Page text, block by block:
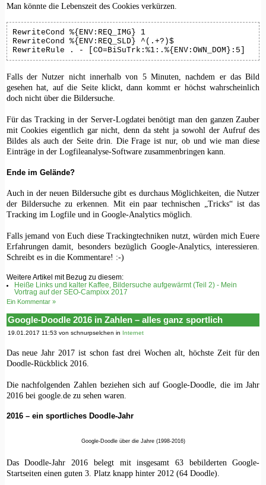
Man könnte die Lebenszeit des Cookies verkürzen.
RewriteCond %{ENV:REQ_IMG} 1
RewriteCond %{ENV:REQ_SLD} ^(.+?)$
RewriteRule . - [CO=BiSuTrk:%1:.%{ENV:OWN_DOM}:5]
Falls der Nutzer nicht innerhalb von 5 Minuten, nachdem er das Bild
gesehen hat, auf die Seite klickt, dann kommt er höchst wahrscheinlich
doch nicht über die Bildersuche.
Für das Tracking in der Server-Logdatei benötigt man den ganzen Zauber
mit Cookies eigentlich gar nicht, denn da steht ja sowohl der Aufruf des
Bildes als auch der Seite drin. Die Frage ist nur, ob und wie man diese
Einträge in der Logfileanalyse-Software zusammenbringen kann.
Ende im Gelände?
Auch in der neuen Bildersuche gibt es durchaus Möglichkeiten, die Nutzer
der Bildersuche zu erkennen. Mit ein paar technischen „Tricks“ ist das
Tracking im Logfile und in Google-Analytics möglich.
Falls jemand von Euch diese Trackingtechniken nutzt, würden mich Euere
Erfahrungen damit, besonders bezüglich Google-Analytics, interessieren.
Schreibt es in die Kommentare! :-)
Weitere Artikel mit Bezug zu diesem:
Heiße Links und kalter Kaffee, Bildersuche aufgewärmt (Teil 2) - Mein
Vortrag auf der SEO-Campixx 2017
Ein Kommentar »
Google-Doodle 2016 in Zahlen – alles ganz sportlich
19.01.2017 11:53 von schnurpselchen in Internet
Das neue Jahr 2017 ist schon fast drei Wochen alt, höchste Zeit für den
Doodle-Rückblick 2016.
Die nachfolgenden Zahlen beziehen sich auf Google-Doodle, die im Jahr
2016 bei google.de zu sehen waren.
2016 – ein sportliches Doodle-Jahr
Google-Doodle über die Jahre (1998-2016)
Das Doodle-Jahr 2016 belegt mit insgesamt 63 bebilderten Google-
Startseiten einen guten 3. Platz knapp hinter 2012 (64 Doodle).